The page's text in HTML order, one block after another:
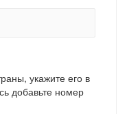
укажите его в
добавьте номер